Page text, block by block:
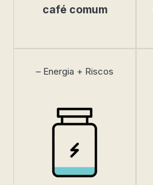
café comum
– Energia + Riscos